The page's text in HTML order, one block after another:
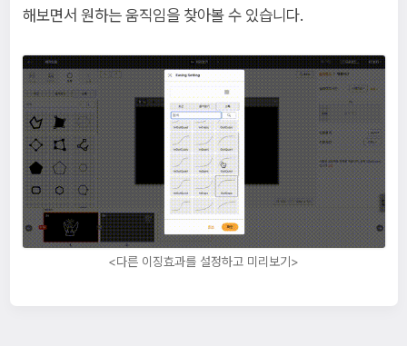
해보면서 원하는 움직임을 찾아볼 수 있습니다.
<다른 이징효과를 설정하고 미리보기>